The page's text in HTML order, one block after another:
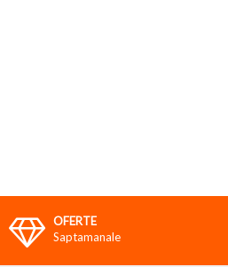
OFERTE
Saptamanale